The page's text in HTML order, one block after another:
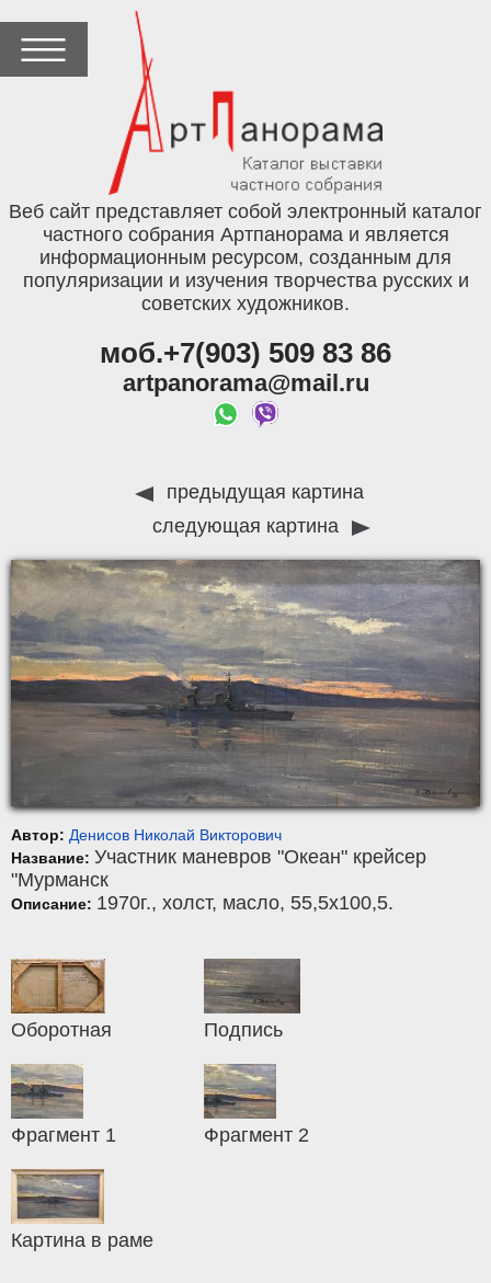
Веб сайт представляет собой электронный каталог
частного собрания Артпанорама и является
информационным ресурсом, созданным для
популяризации и изучения творчества русских и
советских художников.
моб.+7(903) 509 83 86
artpanorama@mail.ru
предыдущая картина
следующая картина
Автор: Денисов Николай Викторович
Название: Участник маневров "Океан" крейсер
"Мурманск
Описание: 1970г., холст, масло, 55,5x100,5.
Оборотная Подпись
Фрагмент 1 Фрагмент 2
Картина в раме